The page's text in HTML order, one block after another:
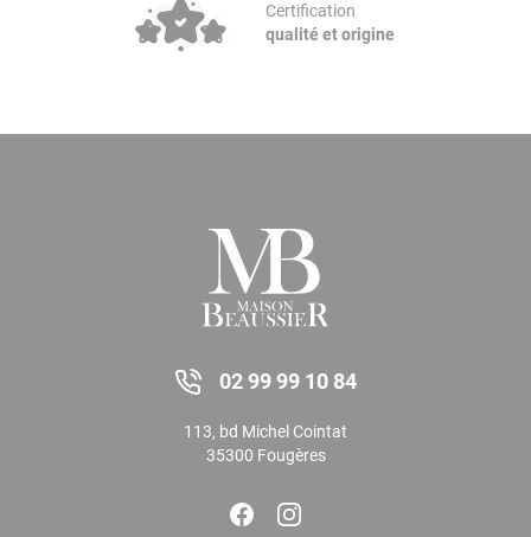
Certification
qualité et origine
02 99 99 10 84
113, bd Michel Cointat
35300 Fougères